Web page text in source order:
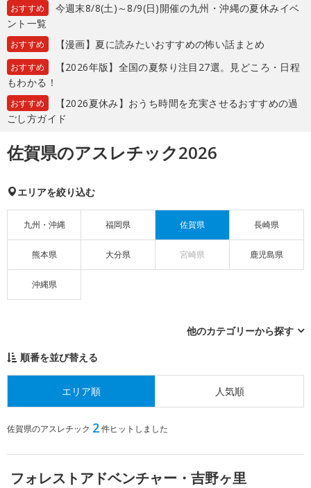
おすすめ
今週末8/8(土)～8/9(日)開催の九州・沖縄の夏休みイベ
ント一覧
おすすめ 【漫画】夏に読みたいおすすめの怖い話まとめ
おすすめ
【2026年版】全国の夏祭り注目27選。見どころ・日程
もわかる！
おすすめ
【2026夏休み】おうち時間を充実させるおすすめの過
ごし方ガイド
佐賀県のアスレチック2026
エリアを絞り込む
九州・沖縄 福岡県 佐賀県 長崎県
熊本県 大分県 宮崎県 鹿児島県
沖縄県
他のカテゴリーから探す
順番を並び替える
エリア順 人気順
佐賀県のアスレチック 2件ヒットしました
フォレストアドベンチャー・吉野ヶ里